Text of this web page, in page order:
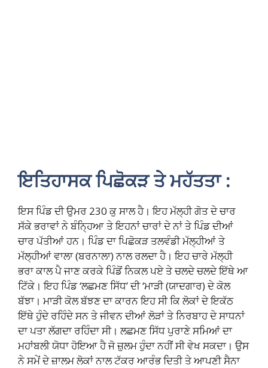
ਇਤਿਹਾਸਕ ਪਿਛੋਕੜ ਤੇ ਮਹੱਤਤਾ :
ਇਸ ਪਿੰਡ ਦੀ ਉਮਰ 230 ਕੁ ਸਾਲ ਹੈ। ਇਹ ਮੱਲ੍ਹੀ ਗੋਤ ਦੇ ਚਾਰ
ਸੱਕੇ ਭਰਾਵਾਂ ਨੇ ਬੰਨ੍ਹਿਆ ਤੇ ਇਹਨਾਂ ਚਾਰਾਂ ਦੇ ਨਾਂ ਤੇ ਪਿੰਡ ਦੀਆਂ
ਚਾਰ ਪੱਤੀਆਂ ਹਨ। ਪਿੰਡ ਦਾ ਪਿਛੋਕੜ ਤਲਵੰਡੀ ਮੱਲ੍ਹੀਆਂ ਤੇ
ਮੱਲ੍ਹੀਆਂ ਵਾਲਾ (ਬਰਨਾਲਾ) ਨਾਲ ਰਲਦਾ ਹੈ। ਇਹ ਚਾਰੇ ਮੱਲ੍ਹੀ
ਭਰਾ ਕਾਲ ਪੈ ਜਾਣ ਕਰਕੇ ਪਿੰਡੋਂ ਨਿਕਲ ਪਏ ਤੇ ਚਲਦੇ ਚਲਦੇ ਇੱਥੇ ਆ
ਟਿੱਕੇ। ਇਹ ਪਿੰਡ ‘ਲਛਮਣ ਸਿੱਧ’ ਦੀ ‘ਮਾੜੀ (ਯਾਦਗਾਰ) ਦੇ ਕੋਲ
ਬੱਝਾ। ਮਾੜੀ ਕੋਲ ਬੱਝਣ ਦਾ ਕਾਰਨ ਇਹ ਸੀ ਕਿ ਲੋਕਾਂ ਦੇ ਇਕੱਠ
ਇੱਥੇ ਹੁੰਦੇ ਰਹਿੰਦੇ ਸਨ ਤੇ ਜੀਵਨ ਦੀਆਂ ਲੋੜਾਂ ਤੇ ਨਿਰਬਾਹ ਦੇ ਸਾਧਨਾਂ
ਦਾ ਪਤਾ ਲੱਗਦਾ ਰਹਿੰਦਾ ਸੀ। ਲਛਮਣ ਸਿੱਧ ਪੁਰਾਣੇ ਸਮਿਆਂ ਦਾ
ਮਹਾਂਬਲੀ ਯੋਧਾ ਹੋਇਆ ਹੈ ਜੋ ਜ਼ੁਲਮ ਹੁੰਦਾ ਨਹੀਂ ਸੀ ਵੇਖ ਸਕਦਾ। ਉਸ
ਨੇ ਸਮੇਂ ਦੇ ਜ਼ਾਲਮ ਲੋਕਾਂ ਨਾਲ ਟੱਕਰ ਆਰੰਭ ਦਿਤੀ ਤੇ ਆਪਣੀ ਸੈਨਾ